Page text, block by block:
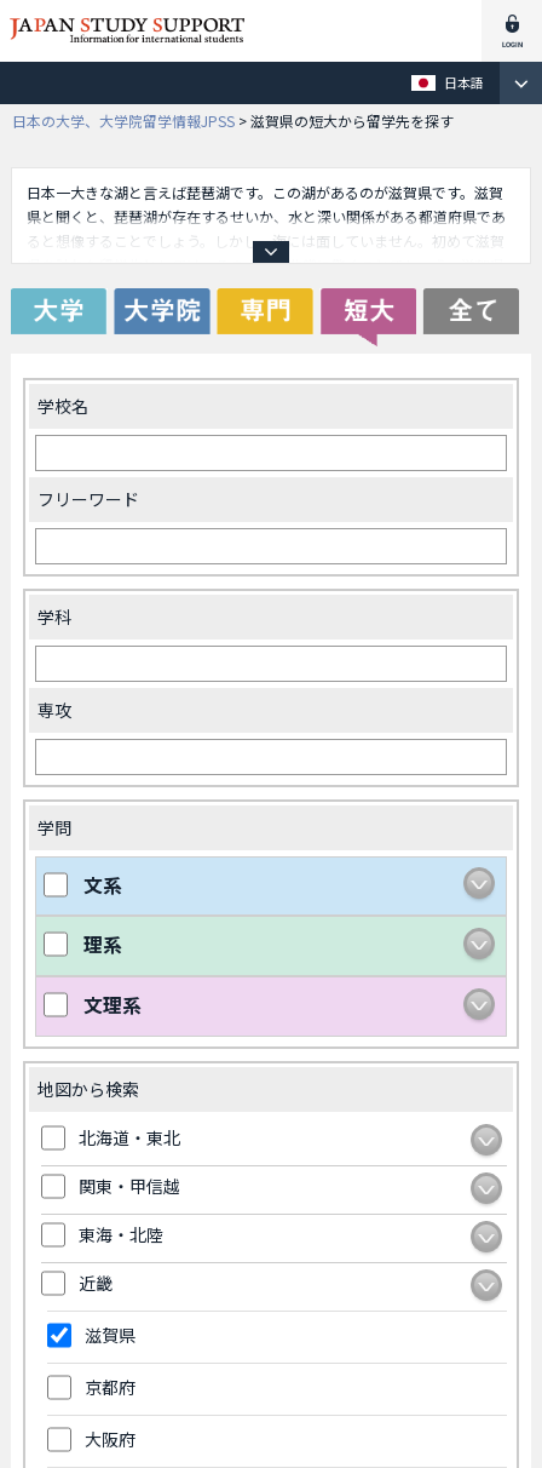
日本語
日本の大学、大学院留学情報JPSS >滋賀県の短大から留学先を探す
日本一大きな湖と言えば琵琶湖です。この湖があるのが滋賀県です。滋賀
県と聞くと、琵琶湖が存在するせいか、水と深い関係がある都道府県であ
ると想像することでしょう。しかし、海には面していません。初めて滋賀
県を訪れた留学生としては、その点には非常に驚くことでしょう。滋賀県
に留学してみると、実際にそのようなギャップをじかに知ることができ、
その体験が留学生の血となり肉となります。滋賀県には、琵琶湖のみなら
ず、戦国時代や安土桃山時代を彷彿とさせるようなスポットも数多く存在
心をくすぐるような県なのです。
学校名
フリーワード
学科
専攻
学問
文系
理系
文理系
地図から検索
北海道・東北
関東・甲信越
東海・北陸
近畿
滋賀県
京都府
大阪府